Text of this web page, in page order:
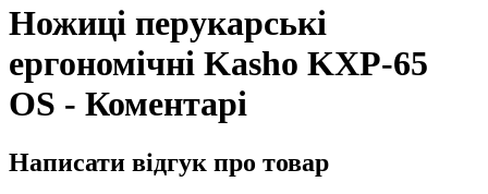
Ножиці перукарські
ергономічні Kasho KXP-65
OS - Коментарі
Написати відгук про товар